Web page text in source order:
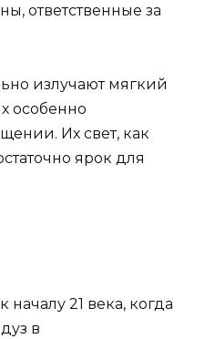
ответственные за
излучают мягкий
особенно
Их свет, как
ярок для
21 века, когда
в